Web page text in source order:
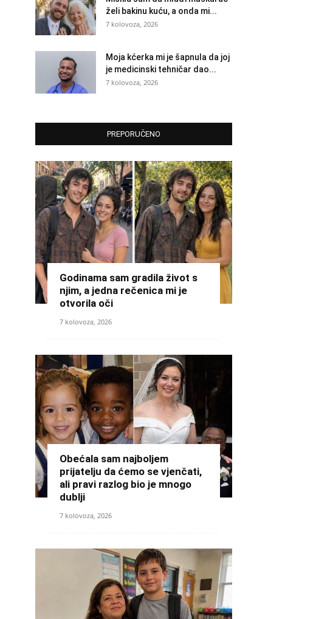
želi bakinu kuću, a onda mi...
7 kolovoza, 2026
Moja kćerka mi je šapnula da joj
je medicinski tehničar dao...
7 kolovoza, 2026
PREPORUČENO
Godinama sam gradila život s
njim, a jedna rečenica mi je
otvorila oči
7 kolovoza, 2026
Obećala sam najboljem
prijatelju da ćemo se vjenčati,
ali pravi razlog bio je mnogo
dublji
7 kolovoza, 2026